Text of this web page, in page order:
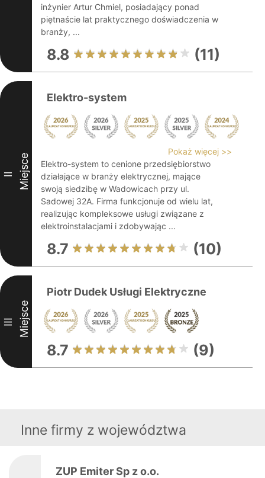
inżynier Artur Chmiel, posiadający ponad
piętnaście lat praktycznego doświadczenia w
branży, ...
8.8 (11)
II Miejsce
Elektro-system
Pokaż więcej >>
Elektro-system to cenione przedsiębiorstwo
działające w branży elektrycznej, mające
swoją siedzibę w Wadowicach przy ul.
Sadowej 32A. Firma funkcjonuje od wielu lat,
realizując kompleksowe usługi związane z
elektroinstalacjami i zdobywając ...
8.7 (10)
III Miejsce
Piotr Dudek Usługi Elektryczne
8.7 (9)
Inne firmy z województwa
ZUP Emiter Sp z o.o.